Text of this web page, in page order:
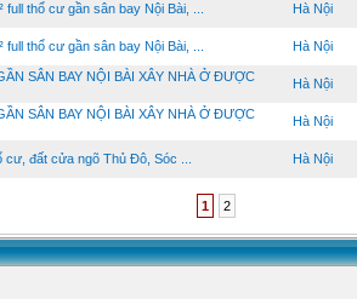
thổ cư gần sân bay Nội Bài, ... Hà Nội
thổ cư gần sân bay Nội Bài, ... Hà Nội
SÂN BAY NỘI BÀI XÂY NHÀ Ở ĐƯỢC
Hà Nội
SÂN BAY NỘI BÀI XÂY NHÀ Ở ĐƯỢC
Hà Nội
cư, đất cửa ngõ Thủ Đô, Sóc ... Hà Nội
1 2